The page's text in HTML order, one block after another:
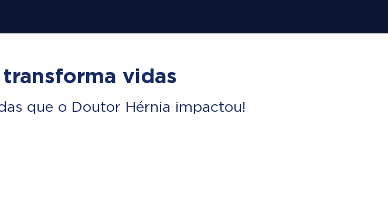
vidas
que o Doutor Hérnia impactou!